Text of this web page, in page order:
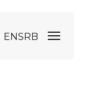
ENSRB